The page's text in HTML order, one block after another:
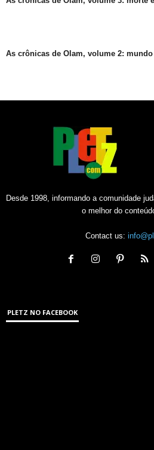
As crônicas de Olam, volume 2:
Desde 1998, informando a comunidade
o melhor do
Contact us:
PLETZ NO FACEBOOK